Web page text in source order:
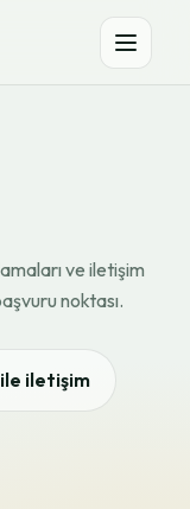
ve iletişim
noktası.
iletişim